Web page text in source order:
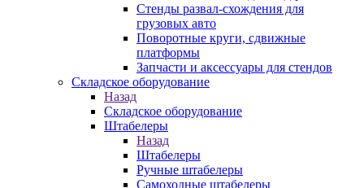
Стенды развал-схождения для
грузовых авто
Поворотные круги, сдвижные
платформы
Запчасти и аксессуары для стендов
Складское оборудование
Назад
Складское оборудование
Штабелеры
Назад
Штабелеры
Ручные штабелеры
Самоходные штабелеры